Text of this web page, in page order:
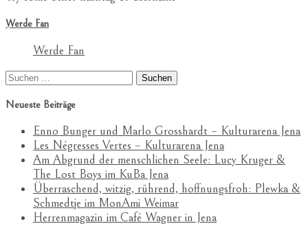
Werde Fan
Werde Fan
Suchen
Neueste Beiträge
Enno Bunger und Marlo Grosshardt – Kulturarena Jena
Les Négresses Vertes – Kulturarena Jena
Am Abgrund der menschlichen Seele: Lucy Kruger &
The Lost Boys im KuBa Jena
Überraschend, witzig, rührend, hoffnungsfroh: Plewka &
Schmedtje im MonAmi Weimar
Herrenmagazin im Café Wagner in Jena